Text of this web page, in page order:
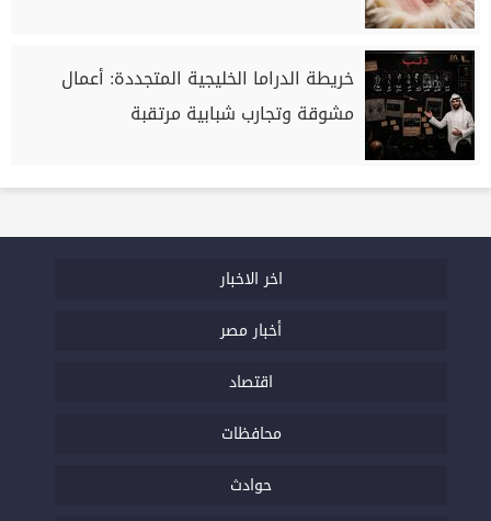
خريطة الدراما الخليجية المتجددة: أعمال
مشوقة وتجارب شبابية مرتقبة
اخر الاخبار
أخبار مصر
اقتصاد
محافظات
حوادث